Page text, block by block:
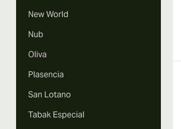
New World
Nub
Oliva
Plasencia
San Lotano
Tabak Especial